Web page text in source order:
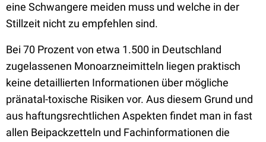
eine Schwangere meiden muss und welche in der
Stillzeit nicht zu empfehlen sind.
Bei 70 Prozent von etwa 1.500 in Deutschland
zugelassenen Monoarzneimitteln liegen praktisch
keine detaillierten Informationen über mögliche
pränatal-toxische Risiken vor. Aus diesem Grund und
aus haftungsrechtlichen Aspekten findet man in fast
allen Beipackzetteln und Fachinformationen die